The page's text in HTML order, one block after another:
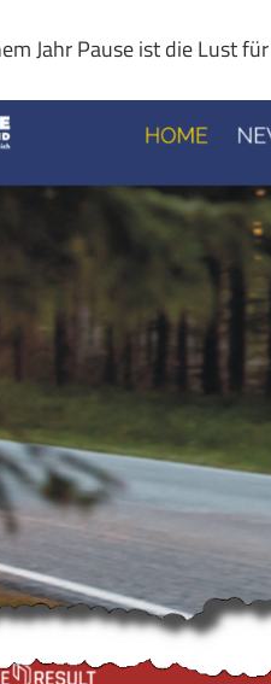
Jahr Pause ist die Lust